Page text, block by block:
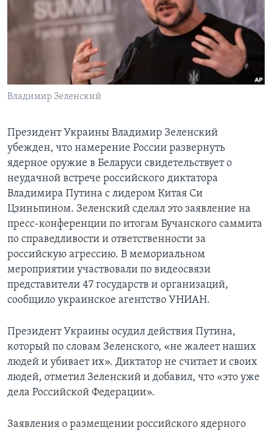
Learning English
СОЦИАЛЬНЫЕ СЕТИ
Владимир Зеленский
Президент Украины Владимир Зеленский
убежден, что намерение России развернуть
ядерное оружие в Беларуси свидетельствует о
неудачной встрече российского диктатора
Владимира Путина с лидером Китая Си
Цзиньпином. Зеленский сделал это заявление на
пресс-конференции по итогам Бучанского саммита
по справедливости и ответственности за
российскую агрессию. В мемориальном
мероприятии участвовали по видеосвязи
представители 47 государств и организаций,
сообщило украинское агентство УНИАН.
Президент Украины осудил действия Путина,
который по словам Зеленского, «не жалеет наших
людей и убивает их». Диктатор не считает и своих
людей, отметил Зеленский и добавил, что «это уже
дела Российской Федерации».
Заявления о размещении российского ядерного